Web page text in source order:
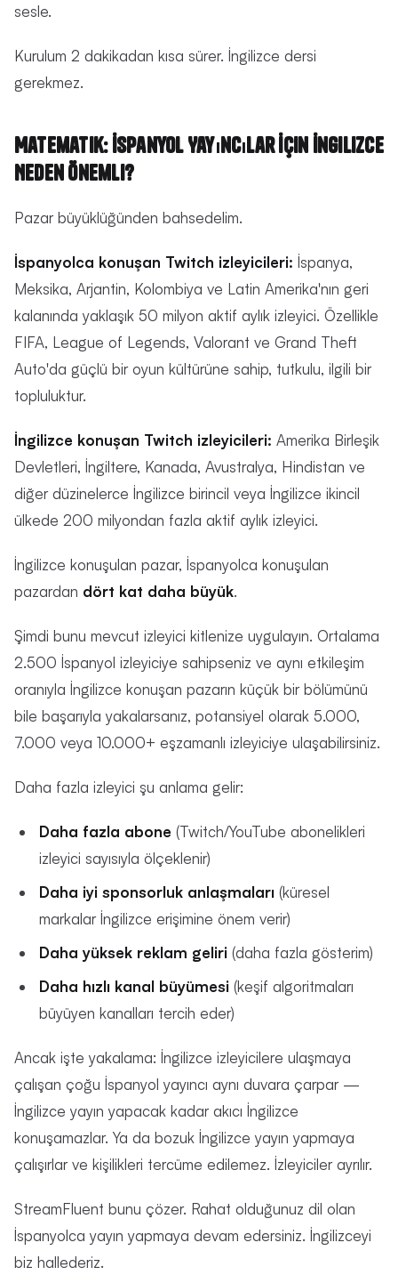
sesle.
Kurulum 2 dakikadan kısa sürer. İngilizce dersi
gerekmez.
Matematik: İspanyol Yayıncılar İçin İngilizce
Neden Önemli?
Pazar büyüklüğünden bahsedelim.
İspanyolca konuşan Twitch izleyicileri: İspanya,
Meksika, Arjantin, Kolombiya ve Latin Amerika'nın geri
kalanında yaklaşık 50 milyon aktif aylık izleyici. Özellikle
FIFA, League of Legends, Valorant ve Grand Theft
Auto'da güçlü bir oyun kültürüne sahip, tutkulu, ilgili bir
topluluktur.
İngilizce konuşan Twitch izleyicileri: Amerika Birleşik
Devletleri, İngiltere, Kanada, Avustralya, Hindistan ve
diğer düzinelerce İngilizce birincil veya İngilizce ikincil
ülkede 200 milyondan fazla aktif aylık izleyici.
İngilizce konuşulan pazar, İspanyolca konuşulan
pazardan dört kat daha büyük.
Şimdi bunu mevcut izleyici kitlenize uygulayın. Ortalama
2.500 İspanyol izleyiciye sahipseniz ve aynı etkileşim
oranıyla İngilizce konuşan pazarın küçük bir bölümünü
bile başarıyla yakalarsanız, potansiyel olarak 5.000,
7.000 veya 10.000+ eşzamanlı izleyiciye ulaşabilirsiniz.
Daha fazla izleyici şu anlama gelir:
Daha fazla abone (Twitch/YouTube abonelikleri
izleyici sayısıyla ölçeklenir)
Daha iyi sponsorluk anlaşmaları (küresel
markalar İngilizce erişimine önem verir)
Daha yüksek reklam geliri (daha fazla gösterim)
Daha hızlı kanal büyümesi (keşif algoritmaları
büyüyen kanalları tercih eder)
Ancak işte yakalama: İngilizce izleyicilere ulaşmaya
çalışan çoğu İspanyol yayıncı aynı duvara çarpar —
İngilizce yayın yapacak kadar akıcı İngilizce
konuşamazlar. Ya da bozuk İngilizce yayın yapmaya
çalışırlar ve kişilikleri tercüme edilemez. İzleyiciler ayrılır.
StreamFluent bunu çözer. Rahat olduğunuz dil olan
İspanyolca yayın yapmaya devam edersiniz. İngilizceyi
biz hallederiz.